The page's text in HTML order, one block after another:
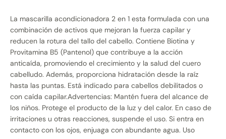
La mascarilla acondicionadora 2 en 1 esta formulada con una
combinación de activos que mejoran la fuerza capilar y
reducen la rotura del tallo del cabello. Contiene Biotina y
Provitamina B5 (Pantenol) que contribuye a la acción
anticaída, promoviendo el crecimiento y la salud del cuero
cabelludo. Además, proporciona hidratación desde la raíz
hasta las puntas. Está indicado para cabellos debilitados o
con caída capilar.Advertencias: Mantén fuera del alcance de
los niños. Protege el producto de la luz y del calor. En caso de
irritaciones u otras reacciones, suspende el uso. Si entra en
contacto con los ojos, enjuaga con abundante agua. Uso